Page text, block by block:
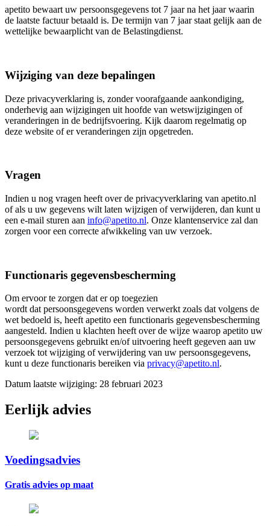
apetito bewaart uw persoonsgegevens tot 7 jaar na het jaar waarin
de laatste factuur betaald is. De termijn van 7 jaar staat gelijk aan de
wettelijke bewaarplicht van de Belastingdienst.
Wijziging van deze bepalingen
Deze privacyverklaring is, zonder voorafgaande aankondiging,
onderhevig aan wijzigingen uit hoofde van wetswijzigingen of
veranderingen in de bedrijfsvoering. Kijk daarom regelmatig op
deze website of er veranderingen zijn opgetreden.
Vragen
Indien u nog vragen heeft over de privacyverklaring van apetito.nl
of als u uw gegevens wilt laten wijzigen of verwijderen, dan kunt u
een e-mail sturen aan info@apetito.nl. Onze klantenservice zal dan
zorgen voor een correcte afwikkeling van uw verzoek.
Functionaris gegevensbescherming
Om ervoor te zorgen dat er op toegezien
wordt dat persoonsgegevens worden verwerkt zoals dat volgens de
wet bedoeld is, heeft apetito een functionaris gegevensbescherming
aangesteld. Indien u klachten heeft over de wijze waarop apetito uw
persoonsgegevens gebruikt en/of uitvoering heeft gegeven aan uw
verzoek tot wijziging of verwijdering van uw persoonsgegevens,
kunt u deze functionaris bereiken via privacy@apetito.nl.
Datum laatste wijziging: 28 februari 2023
Eerlijk advies
Voedingsadvies
Gratis advies op maat